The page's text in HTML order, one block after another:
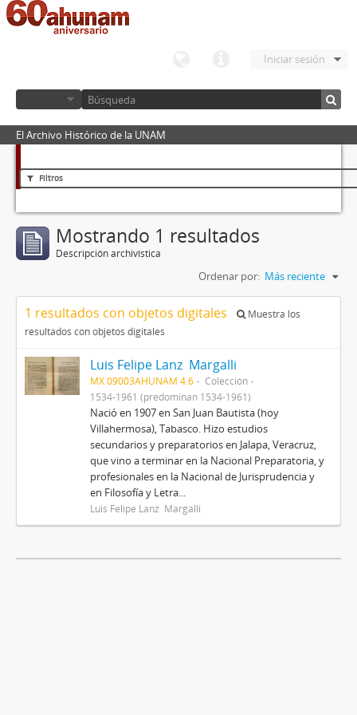
Iniciar sesión
El Archivo Histórico de la UNAM
Filtros
Mostrando 1 resultados
Descripción archivística
Ordenar por: Más reciente
1 resultados con objetos digitales
Muestra los
resultados con objetos digitales
Luis Felipe Lanz Margalli
MX 09003AHUNAM 4.6
Colección
1534-1961 (predominan 1534-1961)
Nació en 1907 en San Juan Bautista (hoy
Villahermosa), Tabasco. Hizo estudios
secundarios y preparatorios en Jalapa, Veracruz,
que vino a terminar en la Nacional Preparatoria, y
profesionales en la Nacional de Jurisprudencia y
en Filosofía y Letra...
Luis Felipe Lanz Margalli